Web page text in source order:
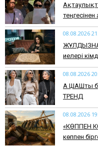
08.08.2026
иелері
08.08.2026
АҚ ШАШты
ТРЕНД
08.08.2026
​«КӨППЕН
көппен